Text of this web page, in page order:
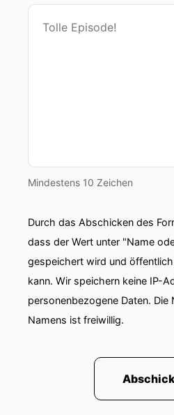
Mindestens 10 Zeichen
Durch das Abschicken des
dass der Wert unter "Name
gespeichert wird und
kann. Wir speichern keine IP-
personenbezogene Daten.
Namens ist freiwillig.